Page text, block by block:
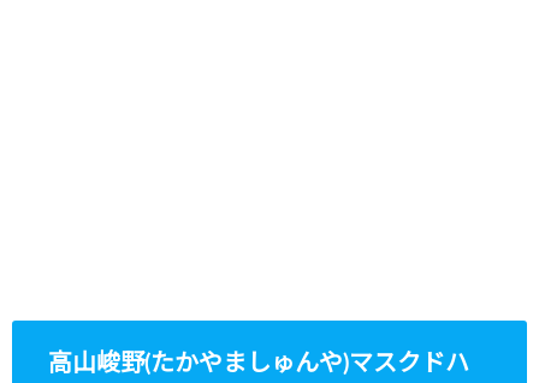
高山峻野(たかやましゅんや)マスクドハ